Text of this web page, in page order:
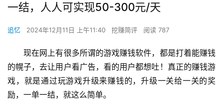
一结，人人可实现50-300元/天
追忆 2024年12月11日 上午11:40 挖赚简评 阅读 787
​​现在网上有很多所谓的游戏赚钱软件，都是打着能赚钱
的幌子，去让用户看广告，看的用户都想吐！真正的赚钱游
戏，就是通过玩游戏升级来赚钱的，升级一关给一关的奖
励，一单一结，就这么简单。